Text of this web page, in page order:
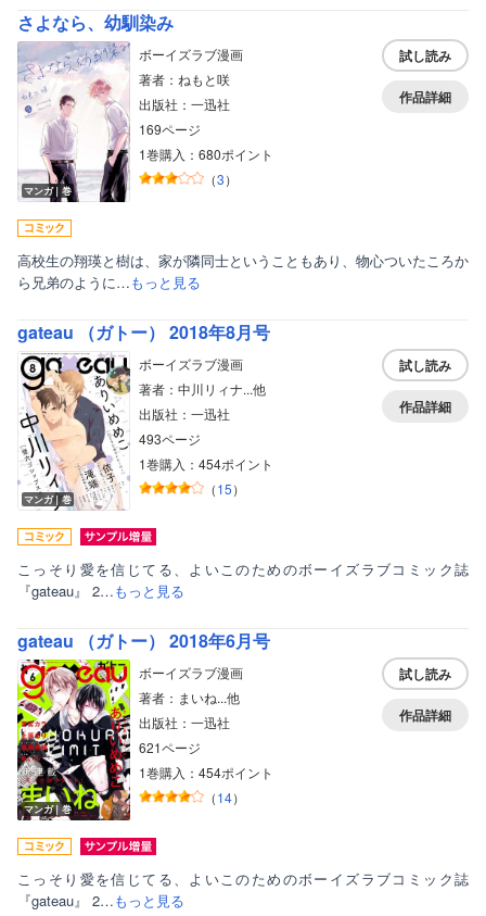
さよなら、幼馴染み
マンガ｜巻
ボーイズラブ漫画
著者：ねもと咲
出版社：一迅社
169ページ
1巻購入：680ポイント
（3）
試し読み
作品詳細
高校生の翔瑛と樹は、家が隣同士ということもあり、物心ついたころか
ら兄弟のように…もっと見る
gateau （ガトー） 2018年8月号
マンガ｜巻
ボーイズラブ漫画
著者：中川リィナ...他
出版社：一迅社
493ページ
1巻購入：454ポイント
（15）
試し読み
作品詳細
こっそり愛を信じてる、よいこのためのボーイズラブコミック誌
『gateau』 2…もっと見る
gateau （ガトー） 2018年6月号
マンガ｜巻
ボーイズラブ漫画
著者：まいね...他
出版社：一迅社
621ページ
1巻購入：454ポイント
（14）
試し読み
作品詳細
こっそり愛を信じてる、よいこのためのボーイズラブコミック誌
『gateau』 2…もっと見る
ボーイズラブ
ティーンズラブ
美女・美少女
女性写真集